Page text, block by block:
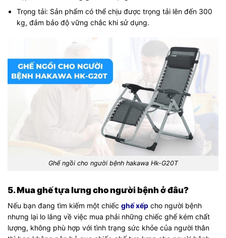
Trọng tải: Sản phẩm có thể chịu được trọng tải lên đến 300
kg, đảm bảo độ vững chắc khi sử dụng.
Ghế ngồi cho người bệnh hakawa Hk-G20T
5. Mua ghế tựa lưng cho người bệnh ở đâu?
Nếu bạn đang tìm kiếm một chiếc ghế xếp cho người bệnh
nhưng lại lo lắng về việc mua phải những chiếc ghế kém chất
lượng, không phù hợp với tình trạng sức khỏe của người thân